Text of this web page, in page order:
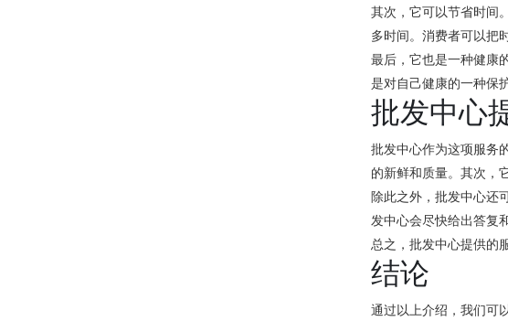
其次，它可以节省时间
多时间。消费者可以把
最后，它也是一种健康
是对自己健康的一种保护
批发中心
批发中心作为这项服务
的新鲜和质量。其次，
除此之外，批发中心还
发中心会尽快给出答复
总之，批发中心提供的
结论
通过以上介绍，我们可